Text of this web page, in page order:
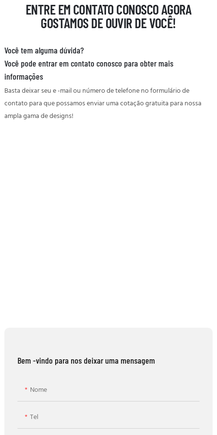
ENTRE EM CONTATO CONOSCO AGORA
GOSTAMOS DE OUVIR DE VOCÊ!
Você tem alguma dúvida?
Você pode entrar em contato conosco para obter mais
informações
Basta deixar seu e -mail ou número de telefone no formulário de
contato para que possamos enviar uma cotação gratuita para nossa
ampla gama de designs!
Bem -vindo para nos deixar uma mensagem
Nome
Tel